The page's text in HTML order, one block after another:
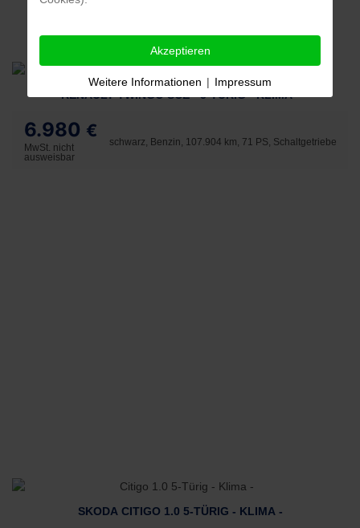
RENAULT TWINGO SCE - 5-TÜRIG - KLIMA -
6.980 €
MwSt. nicht
ausweisbar
schwarz, Benzin, 107.904 km, 71 PS, Schaltgetriebe
SKODA CITIGO 1.0 5-TÜRIG - KLIMA -
Akzeptieren
Weitere Informationen | Impressum